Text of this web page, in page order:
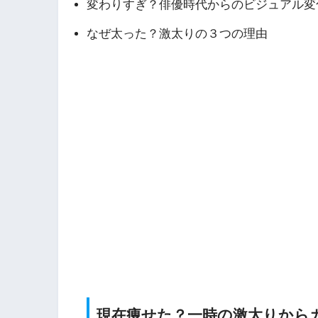
変わりすぎ？俳優時代からのビジュアル
なぜ太った？激太りの３つの理由
現在痩せた？一時の激太りから